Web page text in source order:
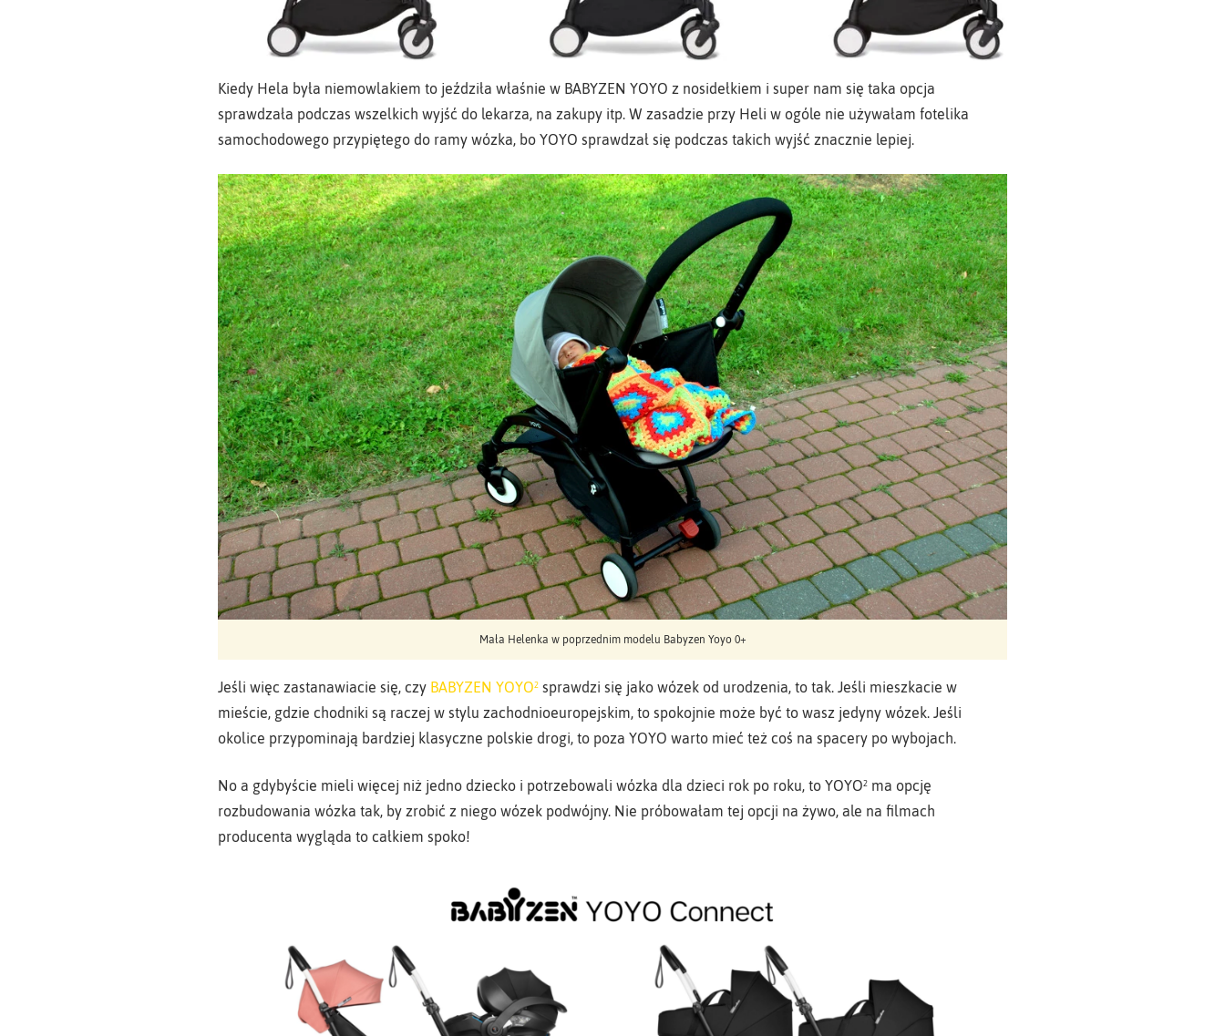
Kiedy Hela była niemowlakiem to jeździła właśnie w BABYZEN YOYO z nosidełkiem i super nam się taka opcja
sprawdzała podczas wszelkich wyjść do lekarza, na zakupy itp. W zasadzie przy Heli w ogóle nie używałam fotelika
samochodowego przypiętego do ramy wózka, bo YOYO sprawdzał się podczas takich wyjść znacznie lepiej.
Mała Helenka w poprzednim modelu Babyzen Yoyo 0+
Jeśli więc zastanawiacie się, czy BABYZEN YOYO² sprawdzi się jako wózek od urodzenia, to tak. Jeśli mieszkacie w
mieście, gdzie chodniki są raczej w stylu zachodnioeuropejskim, to spokojnie może być to wasz jedyny wózek. Jeśli
okolice przypominają bardziej klasyczne polskie drogi, to poza YOYO warto mieć też coś na spacery po wybojach.
No a gdybyście mieli więcej niż jedno dziecko i potrzebowali wózka dla dzieci rok po roku, to YOYO² ma opcję
rozbudowania wózka tak, by zrobić z niego wózek podwójny. Nie próbowałam tej opcji na żywo, ale na filmach
producenta wygląda to całkiem spoko!